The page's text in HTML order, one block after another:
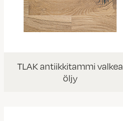
TLAK antiikkitammi valkea
öljy